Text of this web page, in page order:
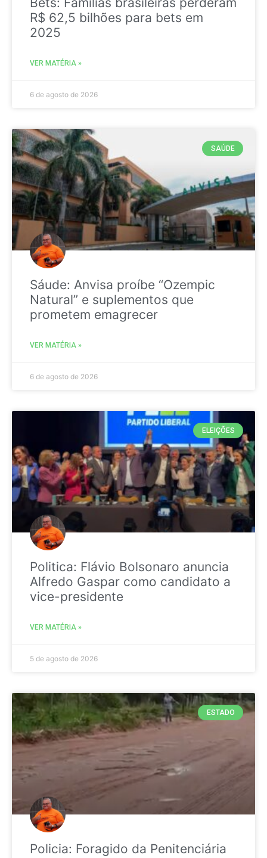
R$ 62,5 bilhões para bets em
2025
VER MATÉRIA »
6 de agosto de 2026
SAÚDE
Sáude: Anvisa proíbe “Ozempic
Natural” e suplementos que
prometem emagrecer
VER MATÉRIA »
6 de agosto de 2026
ELEIÇÕES
Politica: Flávio Bolsonaro anuncia
Alfredo Gaspar como candidato a
vice-presidente
VER MATÉRIA »
5 de agosto de 2026
ESTADO
Policia: Foragido da Penitenciária